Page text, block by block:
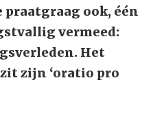
ook, één
vermeed:
Het
zijn ‘oratio pro